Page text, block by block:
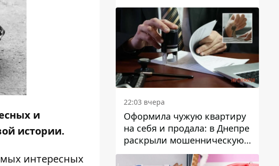
и
истории.
интересных
22:03 вчера
Оформила чужую квартиру
на себя и продала: в Днепре
раскрыли мошенническую
схему с недвижимостью